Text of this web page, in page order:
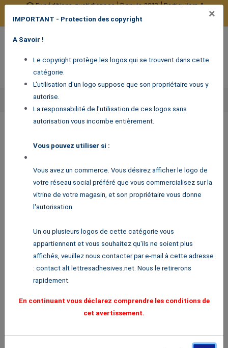
Expéditions quotidiennes | Depuis 2013 | Particuliers &
10377 avis certifiés
0
Stickers pour professionnels
Logo Instagram
2,90€
×
IMPORTANT - Protection des copyright
A Savoir !
Le copyright protège les logos qui se trouvent dans cette
catégorie.
L'utilisation d'un logo suppose que son propriétaire vous y
autorise.
La responsabilité de l'utilisation de ces logos sans
autorisation vous incombe entièrement.
Vous pouvez utiliser si :
Vous avez un commerce. Vous désirez afficher le logo de
votre réseau social préféré que vous commercialisez sur la
vitrine de votre magasin, et son propriétaire vous donne
l'autorisation.
Un ou plusieurs logos de cette catégorie vous
appartiennent et vous souhaitez qu'ils ne soient plus
affichés, veuillez nous contacter par e-mail à cette adresse
: contact alt lettresadhesives.net. Nous le retirerons
rapidement.
En continuant vous déclarez comprendre les conditions de
cet avertissement.